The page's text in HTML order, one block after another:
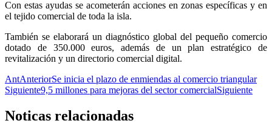
Con estas ayudas se acometerán acciones en zonas específicas y en
el tejido comercial de toda la isla.
También se elaborará un diagnóstico global del pequeño comercio
dotado de 350.000 euros, además de un plan estratégico de
revitalización y un directorio comercial digital.
AntAnteriorSe inicia el plazo de enmiendas al comercio triangular
Siguiente9,5 millones para mejoras del sector comercialSiguiente
Noticas relacionadas